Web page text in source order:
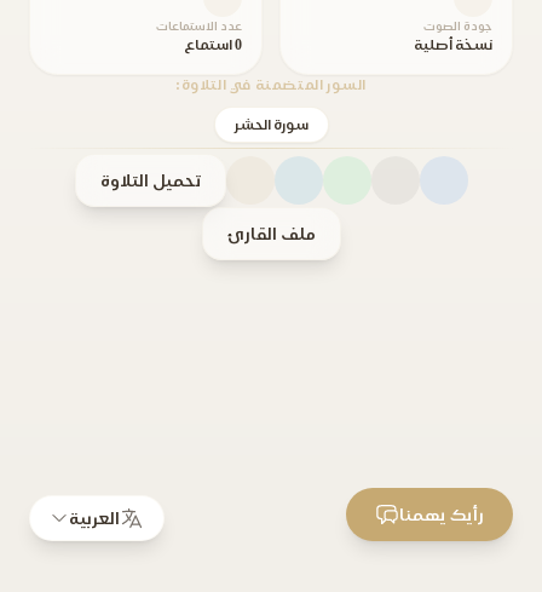
جودة الصوت
نسخة أصلية
عدد الاستماعات
0 استماع
السور المتضمنة في التلاوة:
سورة الحشر
تحميل التلاوة
ملف القارئ
العربية رأيك يهمنا